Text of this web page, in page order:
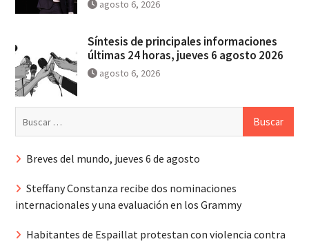
agosto 6, 2026
Síntesis de principales informaciones
últimas 24 horas, jueves 6 agosto 2026
agosto 6, 2026
Breves del mundo, jueves 6 de agosto
Steffany Constanza recibe dos nominaciones
internacionales y una evaluación en los Grammy
Habitantes de Espaillat protestan con violencia contra